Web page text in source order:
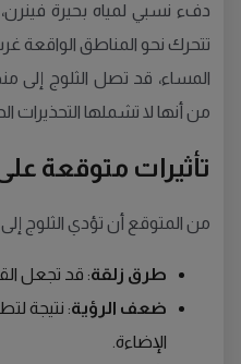
دفء نسبي لمياه بحيرة
تتحرك نحو المناطق الواقعة
المساء، قد تصل الثلوج إلى
من أنها لا تشملها التحذيرات
تأثيرات متوقعة
من المتوقع أن تؤدي الثلوج
طرق زلقة: قد تجعل
ضعف الرؤية: نتيجة
الإضاءة.